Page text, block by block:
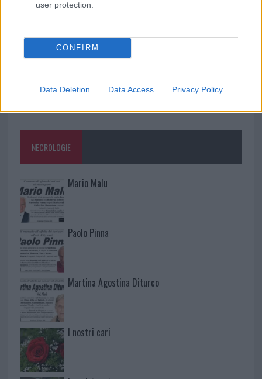
user protection.
CONFIRM
Data Deletion Data Access Privacy Policy
NECROLOGIE
Mario Malu
Paolo Pinna
Martina Agostina Diturco
I nostri cari